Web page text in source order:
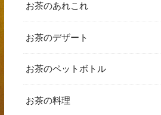
お茶のあれこれ
お茶のデザート
お茶のペットボトル
お茶の料理